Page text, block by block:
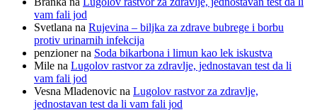
vam fali jod
Svetlana na Rujevina – biljka za zdrave bubrege i borbu
protiv urinarnih infekcija
penzionerna Soda bikarbona i limun kao lek iskustva
Mile na Lugolov rastvor za zdravlje, jednostavan test da li
vam fali jod
Vesna Mladenovic na Lugolov rastvor za zdravlje,
jednostavan test da li vam fali jod